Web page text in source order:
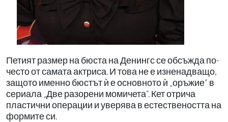
Петият размер на бюста на Денингс се обсъжда по-
често от самата актриса. И това не е изненадващо,
защото именно бюстът ѝ е основното ѝ „оръжие“ в
сериала „Две разорени момичета“. Кет отрича
пластични операции и уверява в естествеността на
формите си.